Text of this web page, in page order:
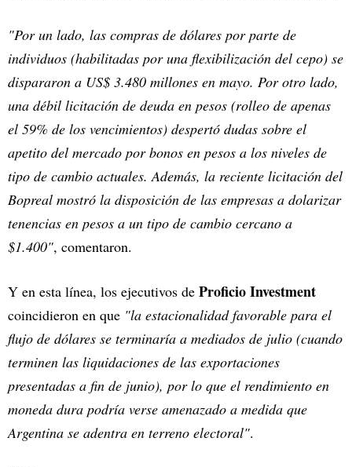
"Por un lado, las compras de dólares por parte de
individuos (habilitadas por una flexibilización del cepo) se
dispararon a US$ 3.480 millones en mayo. Por otro lado,
una débil licitación de deuda en pesos (rolleo de apenas
el 59% de los vencimientos) despertó dudas sobre el
apetito del mercado por bonos en pesos a los niveles de
tipo de cambio actuales. Además, la reciente licitación del
Bopreal mostró la disposición de las empresas a dolarizar
tenencias en pesos a un tipo de cambio cercano a
$1.400", comentaron.
Y en esta línea, los ejecutivos de Proficio Investment
coincidieron en que "la estacionalidad favorable para el
flujo de dólares se terminaría a mediados de julio (cuando
terminen las liquidaciones de las exportaciones
presentadas a fin de junio), por lo que el rendimiento en
moneda dura podría verse amenazado a medida que
Argentina se adentra en terreno electoral".